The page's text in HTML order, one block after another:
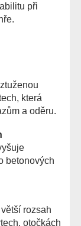
při
která
a oděru.
betonových
rozsah
otočkách